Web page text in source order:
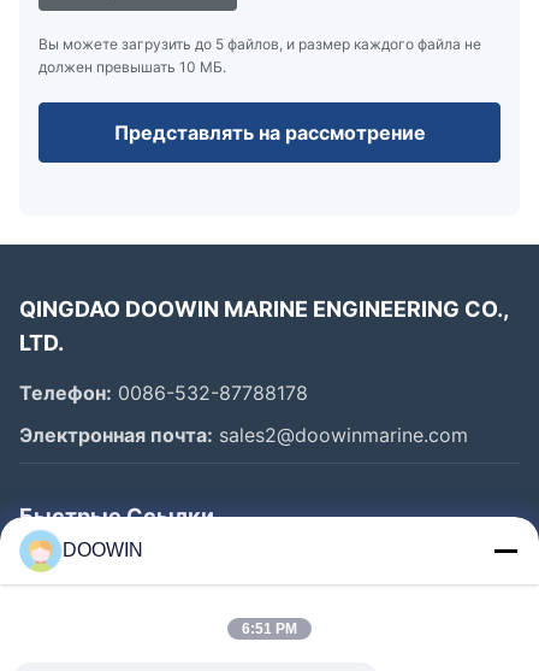
Вы можете загрузить до 5 файлов, и размер каждого файла не
должен превышать 10 МБ.
Представлять на рассмотрение
QINGDAO DOOWIN MARINE ENGINEERING CO.,
LTD.
Телефон: 0086-532-87788178
Электронная почта: sales2@doowinmarine.com
Быстрые Ссылки
Главная Страница
DOOWIN
6:51 PM